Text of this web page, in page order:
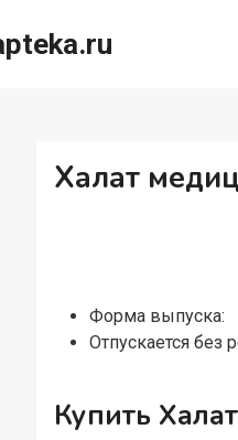
Халат
Форма выпуска:
Отпускается без
Купить